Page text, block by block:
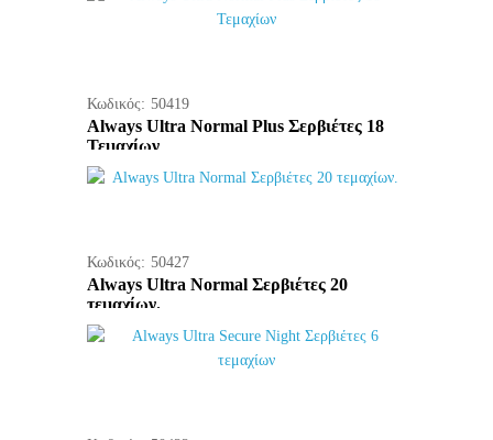
Κωδικός: 50419
Always Ultra Normal Plus Σερβιέτες 18
Τεμαχίων
Κωδικός: 50427
Always Ultra Normal Σερβιέτες 20
τεμαχίων.